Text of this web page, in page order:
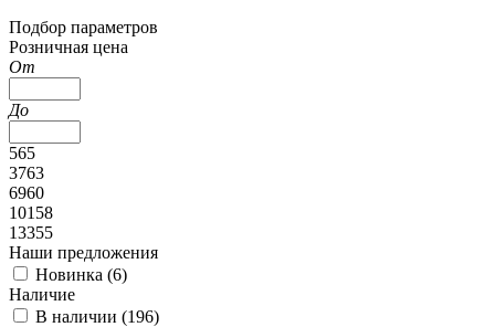
Подбор параметров
Розничная цена
От
До
565
3763
6960
10158
13355
Наши предложения
Новинка (6)
Наличие
В наличии (196)